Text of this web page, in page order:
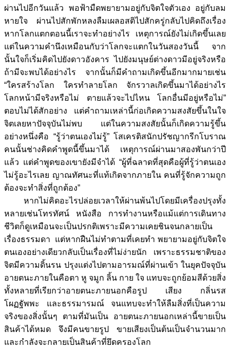
ผ่านไปอีกวันแล้ว พอฟ้ามืดพยายามอยู่กับจิตใจตัวเอง อยู่กับลม
หายใจ ผ่านไปสักพักหลงลืมเผลอสติไปสักครู่กลับไปคิดถึงเรื่อง
หากโลกแตกตอนนี้เราจะทำอย่างไร เหตุการณ์ยังไม่เกิดขึ้นเลย
แต่ในความคำนึงเหมือนกับว่าโลกจะแตกในวันสองวันนี้ จาก
นั้นใจก็เริ่มคิดไปยังดาวอังคาร ไปยังมนุษย์ต่างดาวมีอยู่จริงหรือ
ถ้ามีจะพบได้อย่างไร จากนั้นก็มีคำถามเกิดขึ้นอีกมากมายเช่น
“ใครสร้างโลก ใครทำลายโลก จักรวาลเกิดขึ้นมาได้อย่างไร
โลกหน้ามีจริงหรือไม่ ตายแล้วจะไปไหน โลกอื่นมีอยู่หรือไม่”
ตอบไม่ได้สักอย่าง แต่คำถามเหล่านี้ก่อเกิดความสงสัยขึ้นในใจ
จิตเลยหาปัจจุบันไม่พบ แต่ในความสงสัยนั้นก็เกิดความรู้ขึ้น
อย่างหนึ่งคือ “รู้ว่าตนเองไม่รู้” โสเครติสนักปรัชญากรีกโบราณ
คนนั้นช่างคิดคำพูดนี้ขึ้นมาได้ เหตุการณ์ผ่านมาสองพันกว่าปี
แล้ว แต่คำพูดของเขายังมีจำได้ “ผู้ที่ฉลาดที่สุดคือผู้ที่รู้ว่าตนเอง
ไม่รู้อะไรเลย ญาณทัศนะที่แท้เกิดจากภายใน คนที่รู้จักความถูก
ต้องจะทำสิ่งที่ถูกต้อง”
หากไม่คิดอะไรปล่อยเวลาให้ผ่านพ้นไปโดยมีเครื่องปรุงทั้ง
หลายเช่นโทรทัศน์ หนังสือ การทำงานหรือแม้แต่การเดินทาง
ชีวิตก็ดูเหมือนจะเป็นปรกติเพราะมีความเคยชินจนกลายเป็น
เรื่องธรรมดา แต่หากฝืนไม่ทำตามที่เคยทำ พยายามอยู่กับจิตใจ
ตนเองอย่างเดียวกลับเป็นเรื่องที่ไม่ง่ายนัก เพราะธรรมชาติของ
จิตมีความดิ้นรน ปรุงแต่งไปตามอารมณ์ที่ผ่านเข้า ในยุคปัจจุบัน
อายตนะภายในคือตา หู จมูก ลิ้น กาย ใจ แทบจะถูกย้อมสีด้วยสิ่ง
ทั้งหลายที่เรียกว่าอายตนะภายนอกคือรูป เสียง กลิ่นรส
โผฏฐัพพะ และธรรมารมณ์ จนแทบจะทำให้ลืมสิ่งที่เป็นความ
จริงของสิ่งนั้นๆ ตามที่มันเป็น อายตนะภายนอกเหล่านี้ขายเป็น
สินค้าได้หมด จึงมีคนขายรูป ขายเสียงเป็นต้นเป็นจำนวนมาก
และกำลังจะกลายเป็นสินค้าที่ยึดครองโลก